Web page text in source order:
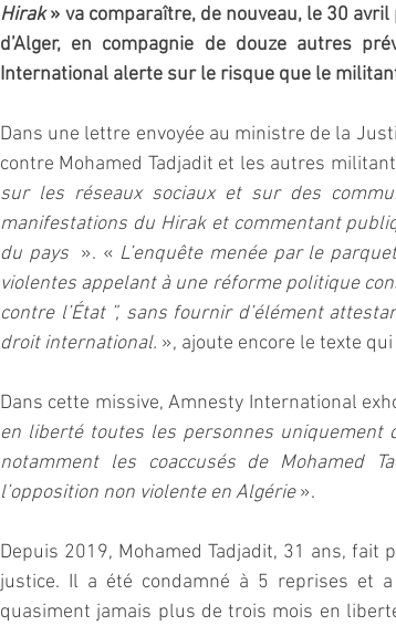
Hirak » va comparaître, de nouveau, le 30
d’Alger, en compagnie de douze autres
International alerte sur le risque que le
Dans une lettre envoyée au ministre de la
contre Mohamed Tadjadit et les autres
sur les réseaux sociaux et sur des
manifestations du Hirak et commentant
du pays ». « L’enquête menée par le
violentes appelant à une réforme politique
contre l’État ”, sans fournir d’élément
droit international. », ajoute encore le texte
Dans cette missive, Amnesty International
en liberté toutes les personnes uniquement
notamment les coaccusés de Mohamed
l’opposition non violente en Algérie ».
Depuis 2019, Mohamed Tadjadit, 31 ans,
justice. Il a été condamné à 5 reprises et
quasiment jamais plus de trois mois en